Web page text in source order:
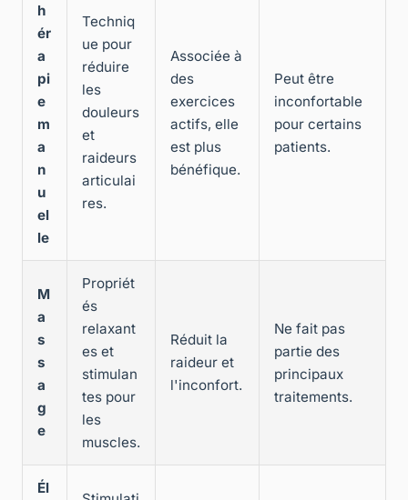
h
ér
a
pi
e
m
a
n
u
el
le
Techniq
ue pour
réduire
les
douleurs
et
raideurs
articulai
res.
Associée à
des
exercices
actifs, elle
est plus
bénéfique.
Peut être
inconfortable
pour certains
patients.
M
a
s
s
a
g
e
Propriét
és
relaxant
es et
stimulan
tes pour
les
muscles.
Réduit la
raideur et
l'inconfort.
Ne fait pas
partie des
principaux
traitements.
Él